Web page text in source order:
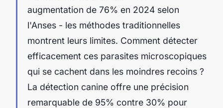
augmentation de 76% en 2024 selon
l'Anses - les méthodes traditionnelles
montrent leurs limites. Comment détecter
efficacement ces parasites microscopiques
qui se cachent dans les moindres recoins ?
La détection canine offre une précision
remarquable de 95% contre 30% pour